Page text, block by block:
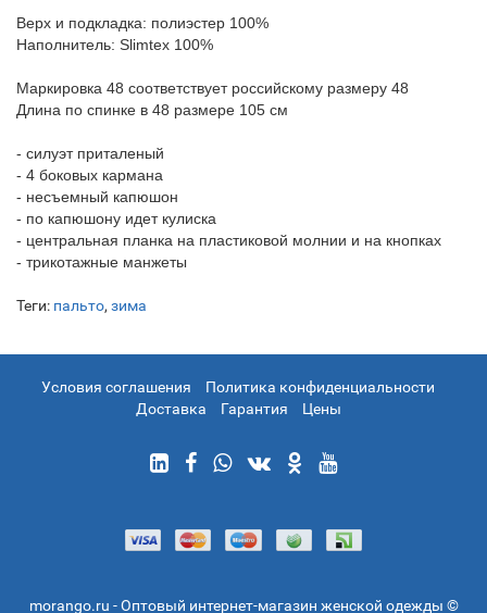
Верх и подкладка: полиэстер 100%
Наполнитель: Slimtex 100%
Маркировка 48 соответствует российскому размеру 48
Длина по спинке в 48 размере 105 см
- силуэт приталеный
- 4 боковых кармана
- несъемный капюшон
- по капюшону идет кулиска
- центральная планка на пластиковой молнии и на кнопках
- трикотажные манжеты
Теги: пальто, зима
Условия соглашения
Политика конфиденциальности
Доставка
Гарантия Цены
morango.ru - Оптовый интернет-магазин женской одежды ©